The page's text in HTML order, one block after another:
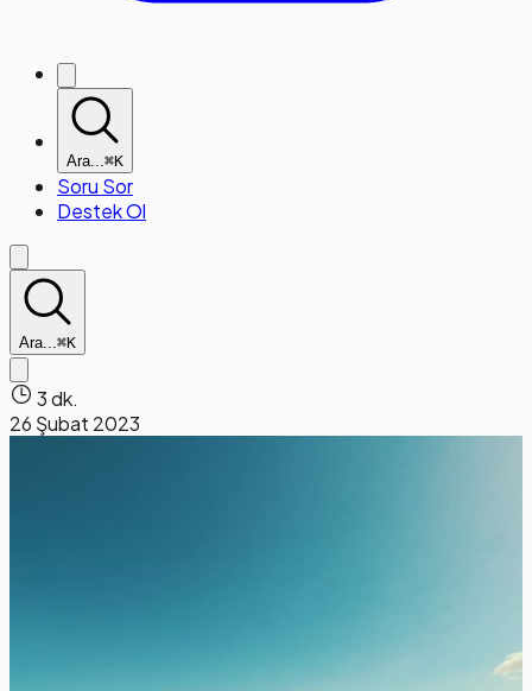
Ara...⌘K
Soru Sor
Destek Ol
Ara...⌘K
3 dk.
26 Şubat 2023